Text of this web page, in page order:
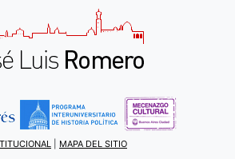
MAPA DEL SITIO